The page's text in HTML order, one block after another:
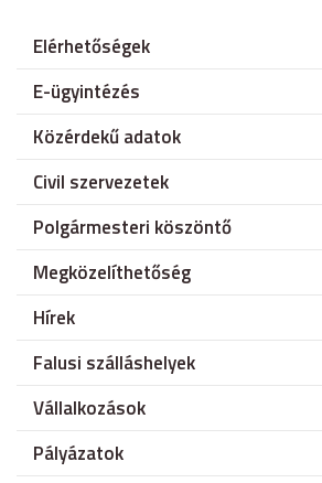
Elérhetőségek
E-ügyintézés
Közérdekű adatok
Civil szervezetek
Polgármesteri köszöntő
Megközelíthetőség
Hírek
Falusi szálláshelyek
Vállalkozások
Pályázatok